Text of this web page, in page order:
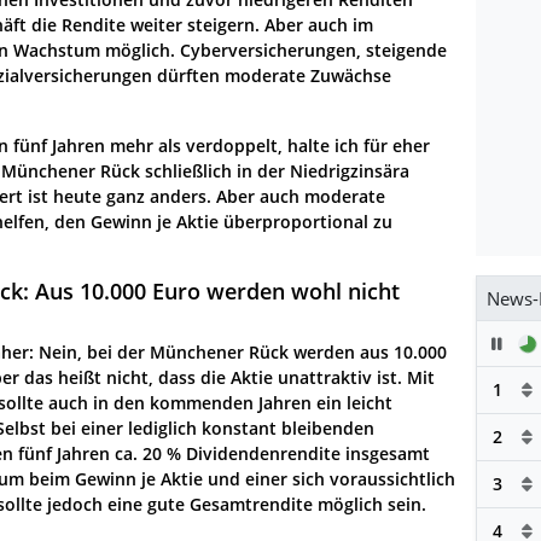
die Rendite weiter steigern. Aber auch im
Wachstum möglich. Cyberversicherungen, steigende
dürften moderate Zuwächse
fünf Jahren mehr als verdoppelt, halte ich für eher
Rück schließlich in der Niedrigzinsära
ist heute ganz anders. Aber auch moderate
den Gewinn je Aktie überproportional zu
Aus 10.000 Euro werden wohl nicht
Nein, bei der Münchener Rück werden aus 10.000
das heißt nicht, dass die Aktie unattraktiv ist. Mit
auch in den kommenden Jahren ein leicht
bei einer lediglich konstant bleibenden
fünf Jahren ca. 20 % Dividendenrendite insgesamt
beim Gewinn je Aktie und einer sich voraussichtlich
jedoch eine gute Gesamtrendite möglich sein.
1
2
3
4